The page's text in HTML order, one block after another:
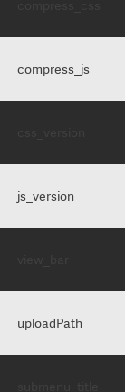
compress_js
js_version
uploadPath